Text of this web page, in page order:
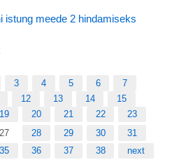
istung meede 2 hindamiseks
3 4 5 6
7
12 13 14
15
19 20 21 22
23
27 28 29 30
31
35 36 37 38 next